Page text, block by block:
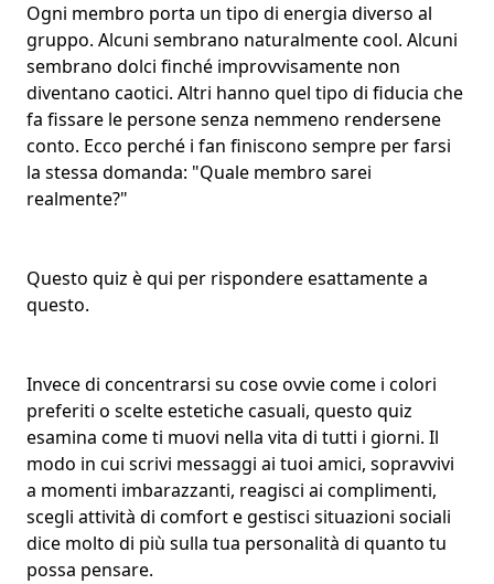
Ogni membro porta un tipo di energia diverso al
gruppo. Alcuni sembrano naturalmente cool. Alcuni
sembrano dolci finché improvvisamente non
diventano caotici. Altri hanno quel tipo di fiducia che
fa fissare le persone senza nemmeno rendersene
conto. Ecco perché i fan finiscono sempre per farsi
la stessa domanda: "Quale membro sarei
realmente?"
Questo quiz è qui per rispondere esattamente a
questo.
Invece di concentrarsi su cose ovvie come i colori
preferiti o scelte estetiche casuali, questo quiz
esamina come ti muovi nella vita di tutti i giorni. Il
modo in cui scrivi messaggi ai tuoi amici, sopravvivi
a momenti imbarazzanti, reagisci ai complimenti,
scegli attività di comfort e gestisci situazioni sociali
dice molto di più sulla tua personalità di quanto tu
possa pensare.